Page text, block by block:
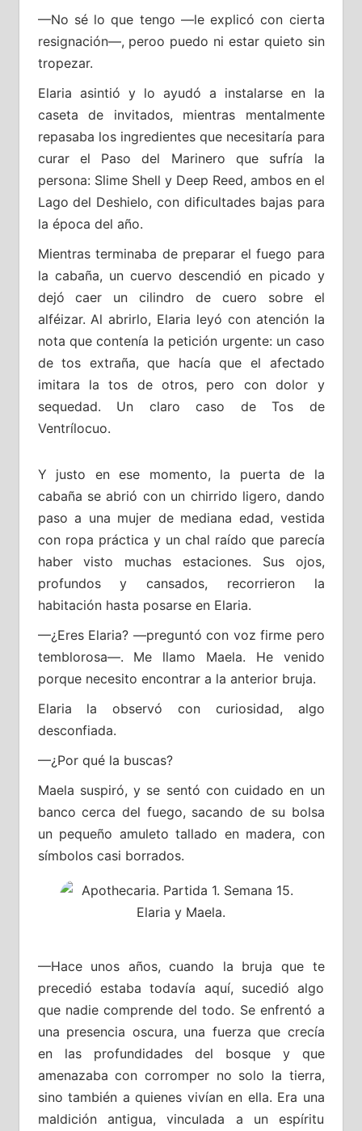
—No sé lo que tengo —le explicó con cierta
resignación—, peroo puedo ni estar quieto sin
tropezar.
Elaria asintió y lo ayudó a instalarse en la
caseta de invitados, mientras mentalmente
repasaba los ingredientes que necesitaría para
curar el Paso del Marinero que sufría la
persona: Slime Shell y Deep Reed, ambos en el
Lago del Deshielo, con dificultades bajas para
la época del año.
Mientras terminaba de preparar el fuego para
la cabaña, un cuervo descendió en picado y
dejó caer un cilindro de cuero sobre el
alféizar. Al abrirlo, Elaria leyó con atención la
nota que contenía la petición urgente: un caso
de tos extraña, que hacía que el afectado
imitara la tos de otros, pero con dolor y
sequedad. Un claro caso de Tos de
Ventrílocuo.
Y justo en ese momento, la puerta de la
cabaña se abrió con un chirrido ligero, dando
paso a una mujer de mediana edad, vestida
con ropa práctica y un chal raído que parecía
haber visto muchas estaciones. Sus ojos,
profundos y cansados, recorrieron la
habitación hasta posarse en Elaria.
—¿Eres Elaria? —preguntó con voz firme pero
temblorosa—. Me llamo Maela. He venido
porque necesito encontrar a la anterior bruja.
Elaria la observó con curiosidad, algo
desconfiada.
—¿Por qué la buscas?
Maela suspiró, y se sentó con cuidado en un
banco cerca del fuego, sacando de su bolsa
un pequeño amuleto tallado en madera, con
símbolos casi borrados.
—Hace unos años, cuando la bruja que te
precedió estaba todavía aquí, sucedió algo
que nadie comprende del todo. Se enfrentó a
una presencia oscura, una fuerza que crecía
en las profundidades del bosque y que
amenazaba con corromper no solo la tierra,
sino también a quienes vivían en ella. Era una
maldición antigua, vinculada a un espíritu